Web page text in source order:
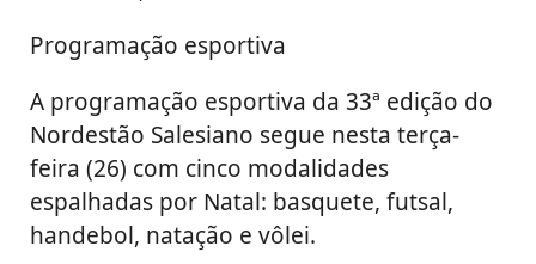
Programação esportiva
A programação esportiva da 33ª edição do
Nordestão Salesiano segue nesta terça-
feira (26) com cinco modalidades
espalhadas por Natal: basquete, futsal,
handebol, natação e vôlei.